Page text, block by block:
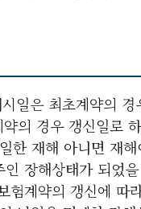
일은 최초계약의
의 경우 갱신일로
한 재해 아니면 재
장해상태가 되었
험계약의 갱신에 따